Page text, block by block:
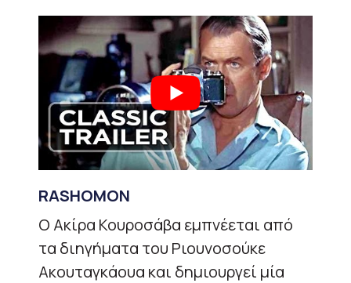
RASHOMON
Ο Ακίρα Κουροσάβα εμπνέεται από
τα διηγήματα του Ριουνοσούκε
Ακουταγκάουα και δημιουργεί μία